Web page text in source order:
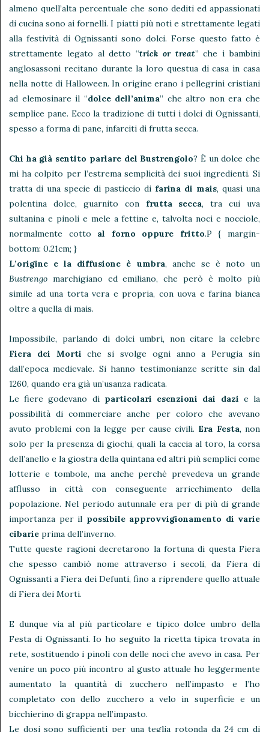
almeno quell’alta percentuale che sono dediti ed appassionati
di cucina sono ai fornelli. I piatti più noti e strettamente legati
alla festività di Ognissanti sono dolci. Forse questo fatto è
strettamente legato al detto “trick or treat” che i bambini
anglosassoni recitano durante la loro questua di casa in casa
nella notte di Halloween. In origine erano i pellegrini cristiani
ad elemosinare il “dolce dell’anima” che altro non era che
semplice pane. Ecco la tradizione di tutti i dolci di Ognissanti,
spesso a forma di pane, infarciti di frutta secca.
Chi ha già sentito parlare del Bustrengolo? È un dolce che
mi ha colpito per l’estrema semplicità dei suoi ingredienti. Si
tratta di una specie di pasticcio di farina di mais, quasi una
polentina dolce, guarnito con frutta secca, tra cui uva
sultanina e pinoli e mele a fettine e, talvolta noci e nocciole,
normalmente cotto al forno oppure fritto.P { margin-
bottom: 0.21cm; }
L’origine e la diffusione è umbra, anche se è noto un
Bustrengo marchigiano ed emiliano, che però è molto più
simile ad una torta vera e propria, con uova e farina bianca
oltre a quella di mais.
Impossibile, parlando di dolci umbri, non citare la celebre
Fiera dei Mortiche si svolge ogni anno a Perugia sin
dall’epoca medievale. Si hanno testimonianze scritte sin dal
1260, quando era già un’usanza radicata.
Le fiere godevano di particolari esenzioni dai dazi e la
possibilità di commerciare anche per coloro che avevano
avuto problemi con la legge per cause civili. Era Festa, non
solo per la presenza di giochi, quali la caccia al toro, la corsa
dell’anello e la giostra della quintana ed altri più semplici come
lotterie e tombole, ma anche perchè prevedeva un grande
afflusso in città con conseguente arricchimento della
popolazione. Nel periodo autunnale era per di più di grande
importanza per il possibile approvvigionamento di varie
cibarie prima dell’inverno.
Tutte queste ragioni decretarono la fortuna di questa Fiera
che spesso cambiò nome attraverso i secoli, da Fiera di
Ognissanti a Fiera dei Defunti, fino a riprendere quello attuale
di Fiera dei Morti.
E dunque via al più particolare e tipico dolce umbro della
Festa di Ognissanti. Io ho seguito la ricetta tipica trovata in
rete, sostituendo i pinoli con delle noci che avevo in casa. Per
venire un poco più incontro al gusto attuale ho leggermente
aumentato la quantità di zucchero nell’impasto e l’ho
completato con dello zucchero a velo in superficie e un
bicchierino di grappa nell’impasto.
Le dosi sono sufficienti per una teglia rotonda da 24 cm di